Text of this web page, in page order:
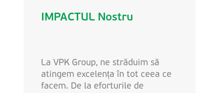
IMPACTUL Nostru
La VPK Group, ne străduim să
atingem excelența în tot ceea ce
facem. De la eforturile de